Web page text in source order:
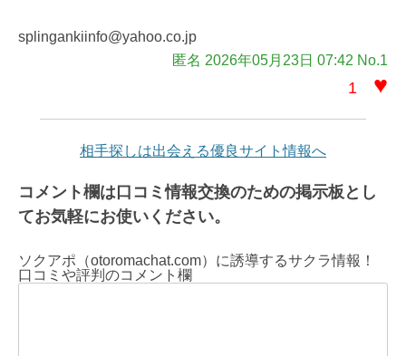
splingankiinfo@yahoo.co.jp
匿名 2026年05月23日 07:42 No.1
1 ♥
相手探しは出会える優良サイト情報へ
コメント欄は口コミ情報交換のための掲示板とし
てお気軽にお使いください。
ソクアポ（otoromachat.com）に誘導するサクラ情報！
口コミや評判のコメント欄